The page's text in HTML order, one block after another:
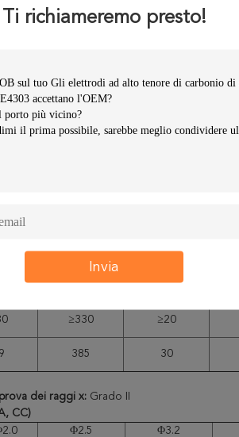
Ti richiameremo presto!
Invia
dei maneuverabilities facili offre ri-
di avere il percorso desiderato della
della struttura a basso tenore di
09Mn2 ecc.
Mn Si S P Ni
ReL (MPa) (%)
≥330 ≥20
385 30
dei raggi x: Grado II
CC)
Φ2.5 Φ3.2